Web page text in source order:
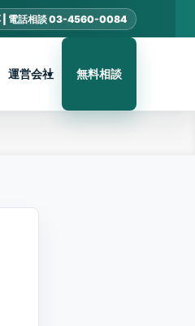
運営会社 無料相談